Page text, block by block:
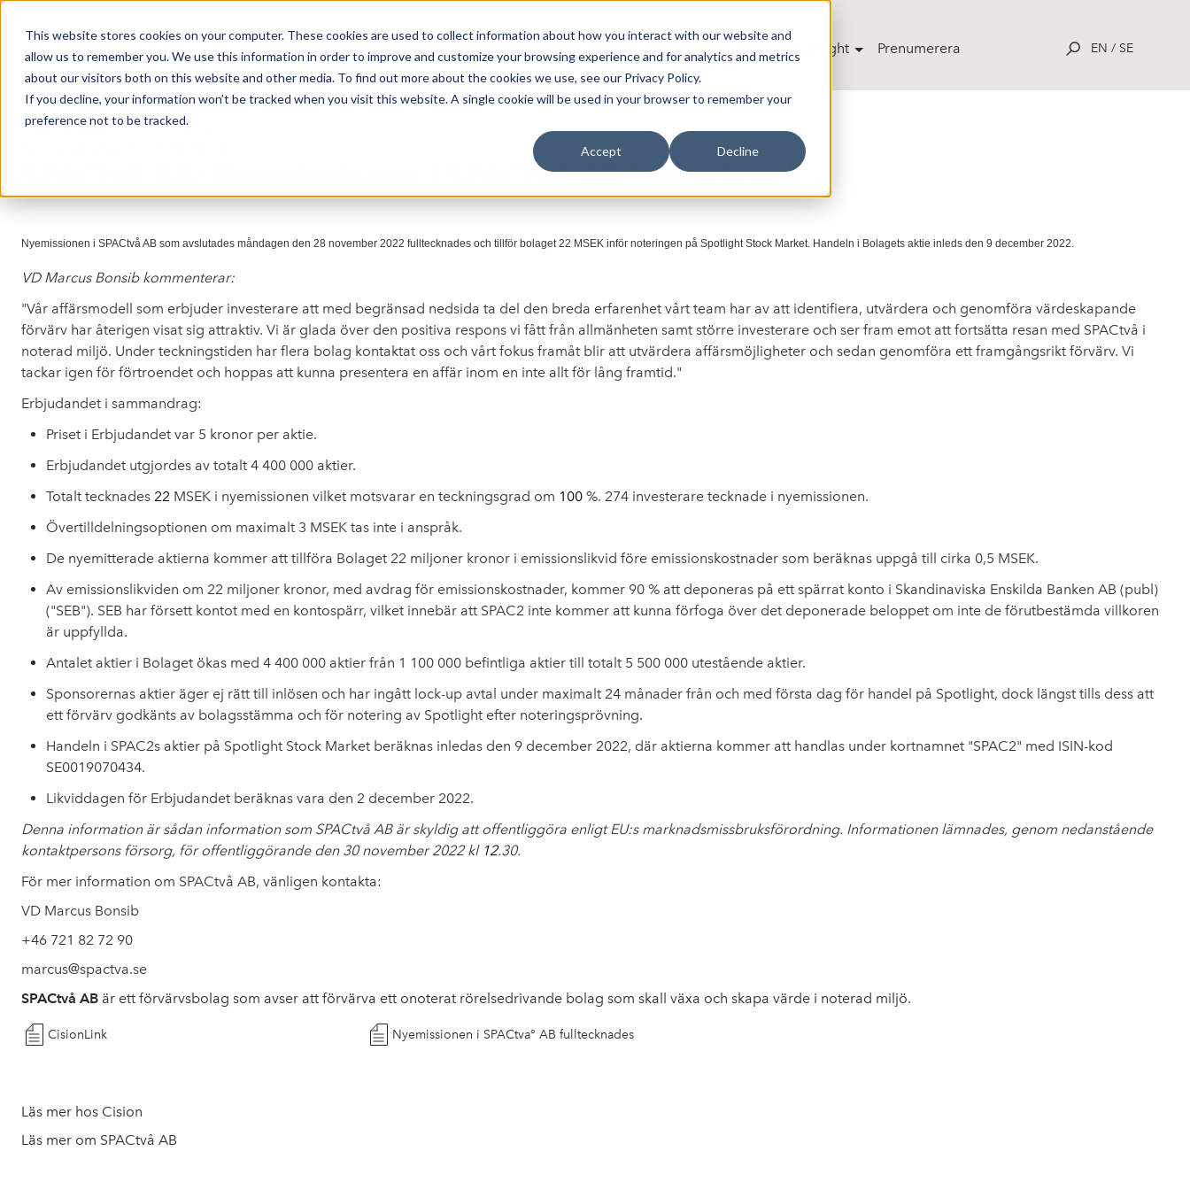
This website stores cookies on your computer. These cookies are used to collect information about how you interact with our website and
allow us to remember you. We use this information in order to improve and customize your browsing experience and for analytics and metrics
about our visitors both on this website and other media. To find out more about the cookies we use, see our Privacy Policy.
If you decline, your information won’t be tracked when you visit this website. A single cookie will be used in your browser to remember your
preference not to be tracked.
Accept Decline
Om Spotlight Prenumerera EN / SE
Press release from Companies
SPACtvå AB: Nyemissionen i SPACtvå AB fulltecknad
Nyemissionen i SPACtvå AB som avslutades måndagen den 28 november 2022 fulltecknades och tillför bolaget 22 MSEK inför noteringen på Spotlight Stock Market. Handeln i Bolagets aktie inleds den 9 december 2022.
VD Marcus Bonsib kommenterar:
"Vår affärsmodell som erbjuder investerare att med begränsad nedsida ta del den breda erfarenhet vårt team har av att identifiera, utvärdera och genomföra värdeskapande
förvärv har återigen visat sig attraktiv. Vi är glada över den positiva respons vi fått från allmänheten samt större investerare och ser fram emot att fortsätta resan med SPACtvå i
noterad miljö. Under teckningstiden har flera bolag kontaktat oss och vårt fokus framåt blir att utvärdera affärsmöjligheter och sedan genomföra ett framgångsrikt förvärv. Vi
tackar igen för förtroendet och hoppas att kunna presentera en affär inom en inte allt för lång framtid."
Erbjudandet i sammandrag:
Priset i Erbjudandet var 5 kronor per aktie.
Erbjudandet utgjordes av totalt 4 400 000 aktier.
Totalt tecknades 22 MSEK i nyemissionen vilket motsvarar en teckningsgrad om 100 %. 274 investerare tecknade i nyemissionen.
Övertilldelningsoptionen om maximalt 3 MSEK tas inte i anspråk.
De nyemitterade aktierna kommer att tillföra Bolaget 22 miljoner kronor i emissionslikvid före emissionskostnader som beräknas uppgå till cirka 0,5 MSEK.
Av emissionslikviden om 22 miljoner kronor, med avdrag för emissionskostnader, kommer 90 % att deponeras på ett spärrat konto i Skandinaviska Enskilda Banken AB (publ)
("SEB"). SEB har försett kontot med en kontospärr, vilket innebär att SPAC2 inte kommer att kunna förfoga över det deponerade beloppet om inte de förutbestämda villkoren
är uppfyllda.
Antalet aktier i Bolaget ökas med 4 400 000 aktier från 1 100 000 befintliga aktier till totalt 5 500 000 utestående aktier.
Sponsorernas aktier äger ej rätt till inlösen och har ingått lock-up avtal under maximalt 24 månader från och med första dag för handel på Spotlight, dock längst tills dess att
ett förvärv godkänts av bolagsstämma och för notering av Spotlight efter noteringsprövning.
Handeln i SPAC2s aktier på Spotlight Stock Market beräknas inledas den 9 december 2022, där aktierna kommer att handlas under kortnamnet "SPAC2" med ISIN-kod
SE0019070434.
Likviddagen för Erbjudandet beräknas vara den 2 december 2022.
Denna information är sådan information som SPACtvå AB är skyldig att offentliggöra enligt EU:s marknadsmissbruksförordning. Informationen lämnades, genom nedanstående
kontaktpersons försorg, för offentliggörande den 30 november 2022 kl 12.30.
För mer information om SPACtvå AB, vänligen kontakta:
VD Marcus Bonsib
+46 721 82 72 90
marcus@spactva.se
SPACtvå AB är ett förvärvsbolag som avser att förvärva ett onoterat rörelsedrivande bolag som skall växa och skapa värde i noterad miljö.
CisionLink Nyemissionen i SPACtva° AB fulltecknades
Läs mer hos Cision
Läs mer om SPACtvå AB